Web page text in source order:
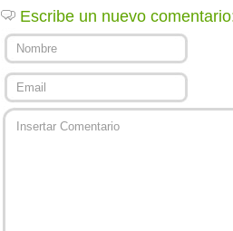
Escribe un nuevo